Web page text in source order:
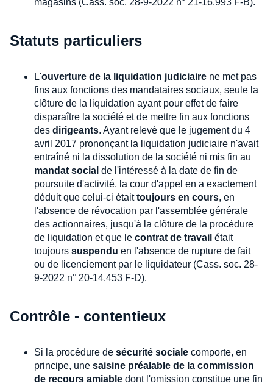
Statuts particuliers
L'ouverture de la liquidation judiciaire ne met pas
fins aux fonctions des mandataires sociaux, seule la
clôture de la liquidation ayant pour effet de faire
disparaître la société et de mettre fin aux fonctions
des dirigeants. Ayant relevé que le jugement du 4
avril 2017 prononçant la liquidation judiciaire n'avait
entraîné ni la dissolution de la société ni mis fin au
mandat social de l'intéressé à la date de fin de
poursuite d'activité, la cour d'appel en a exactement
déduit que celui-ci étaittoujours en cours, en
l'absence de révocation par l'assemblée générale
des actionnaires, jusqu'à la clôture de la procédure
de liquidation et que le contrat de travail était
toujours suspendu en l'absence de rupture de fait
ou de licenciement par le liquidateur (Cass. soc. 28-
9-2022 n° 20-14.453 F-D).
Contrôle - contentieux
Si la procédure de sécurité sociale comporte, en
principe, une saisine préalable de la commission
de recours amiable dont l'omission constitue une fin